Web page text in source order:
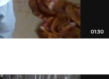
01:30